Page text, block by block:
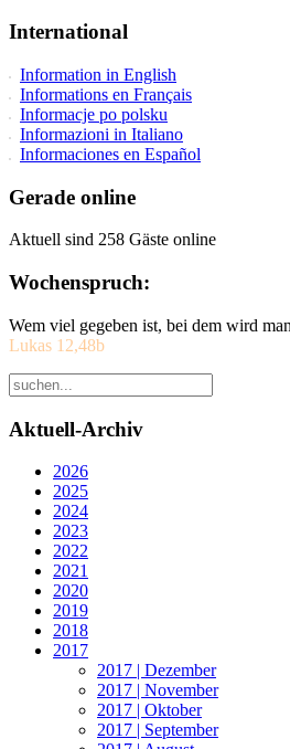
International
Information in English
Informations en Français
Informacje po polsku
Informazioni in Italiano
Informaciones en Español
Gerade online
Aktuell sind 258 Gäste online
Wochenspruch:
Wem viel gegeben ist, bei dem wird
Lukas 12,48b
Aktuell-Archiv
2026
2025
2024
2023
2022
2021
2020
2019
2018
2017
2017 | Dezember
2017 | November
2017 | Oktober
2017 | September